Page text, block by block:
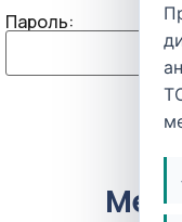
Пароль: